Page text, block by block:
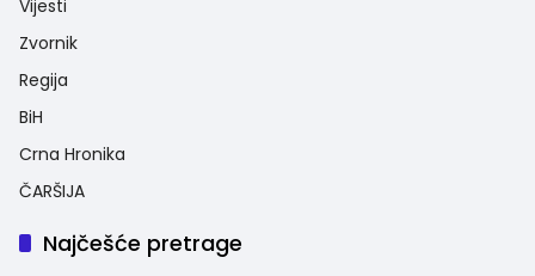
Vijesti
Zvornik
Regija
BiH
Crna Hronika
ČARŠIJA
Najčešće pretrage